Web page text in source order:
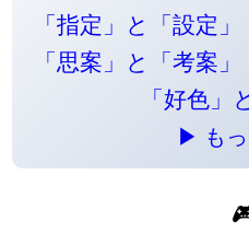
「指定」と「設定」
「思案」と「考案」
「好色」
▶ も